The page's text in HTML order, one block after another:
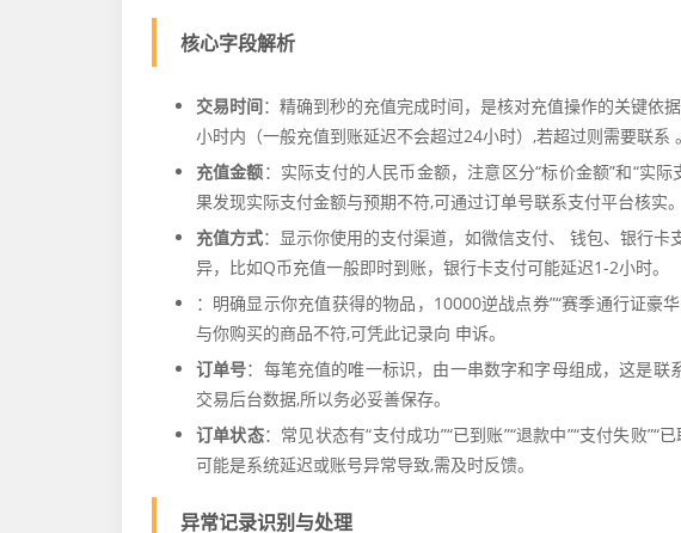
核心字段解析
交易时间：精确到秒的充值完成时间，是核对充值操作的关键依
小时内（一般充值到账延迟不会超过24小时）,若超过则需要联系 。
充值金额：实际支付的人民币金额，注意区分“标价金额”和“实
果发现实际支付金额与预期不符,可通过订单号联系支付平台核实。
充值方式：显示你使用的支付渠道，如微信支付、 钱包、银行
异，比如Q币充值一般即时到账，银行卡支付可能延迟1-2小时。
：明确显示你充值获得的物品，10000逆战点券”“赛季通行证豪
与你购买的商品不符,可凭此记录向 申诉。
订单号：每笔充值的唯一标识，由一串数字和字母组成，这是
交易后台数据,所以务必妥善保存。
订单状态：常见状态有“支付成功”“已到账”“退款中”“支付失败”“
可能是系统延迟或账号异常导致,需及时反馈。
异常记录识别与处理